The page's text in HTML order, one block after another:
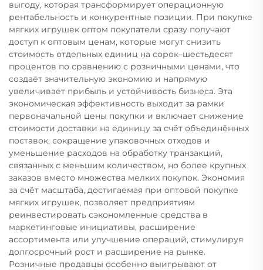
выгоду, которая трансформирует операционную
рентабельность и конкурентные позиции. При покупке
мягких игрушек оптом покупатели сразу получают
доступ к оптовым ценам, которые могут снизить
стоимость отдельных единиц на сорок–шестьдесят
процентов по сравнению с розничными ценами, что
создаёт значительную экономию и напрямую
увеличивает прибыль и устойчивость бизнеса. Эта
экономическая эффективность выходит за рамки
первоначальной цены покупки и включает снижение
стоимости доставки на единицу за счёт объединённых
поставок, сокращение упаковочных отходов и
уменьшение расходов на обработку транзакций,
связанных с меньшим количеством, но более крупных
заказов вместо множества мелких покупок. Экономия
за счёт масштаба, достигаемая при оптовой покупке
мягких игрушек, позволяет предприятиям
реинвестировать сэкономленные средства в
маркетинговые инициативы, расширение
ассортимента или улучшение операций, стимулируя
долгосрочный рост и расширение на рынке.
Розничные продавцы особенно выигрывают от